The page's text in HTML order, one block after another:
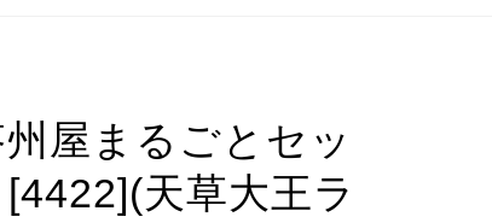
屋まるごとセッ
[4422](天草大王ラ